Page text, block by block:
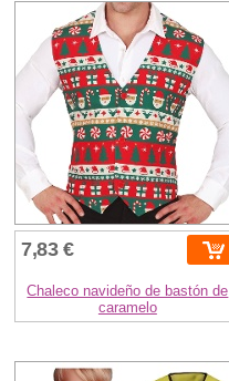
7,83 €
Chaleco navideño de bastón de
caramelo